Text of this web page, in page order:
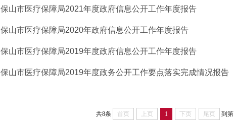
保山市医疗保障局2021年度政府信息公开工作年度报告
保山市医疗保障局2020年政府信息公开工作年度报告
保山市医疗保障局2019年度政府信息公开工作年度报告
保山市医疗保障局2019年度政务公开工作要点落实完成情况报告
共8条 首页 上页 1 下页 尾页 到第